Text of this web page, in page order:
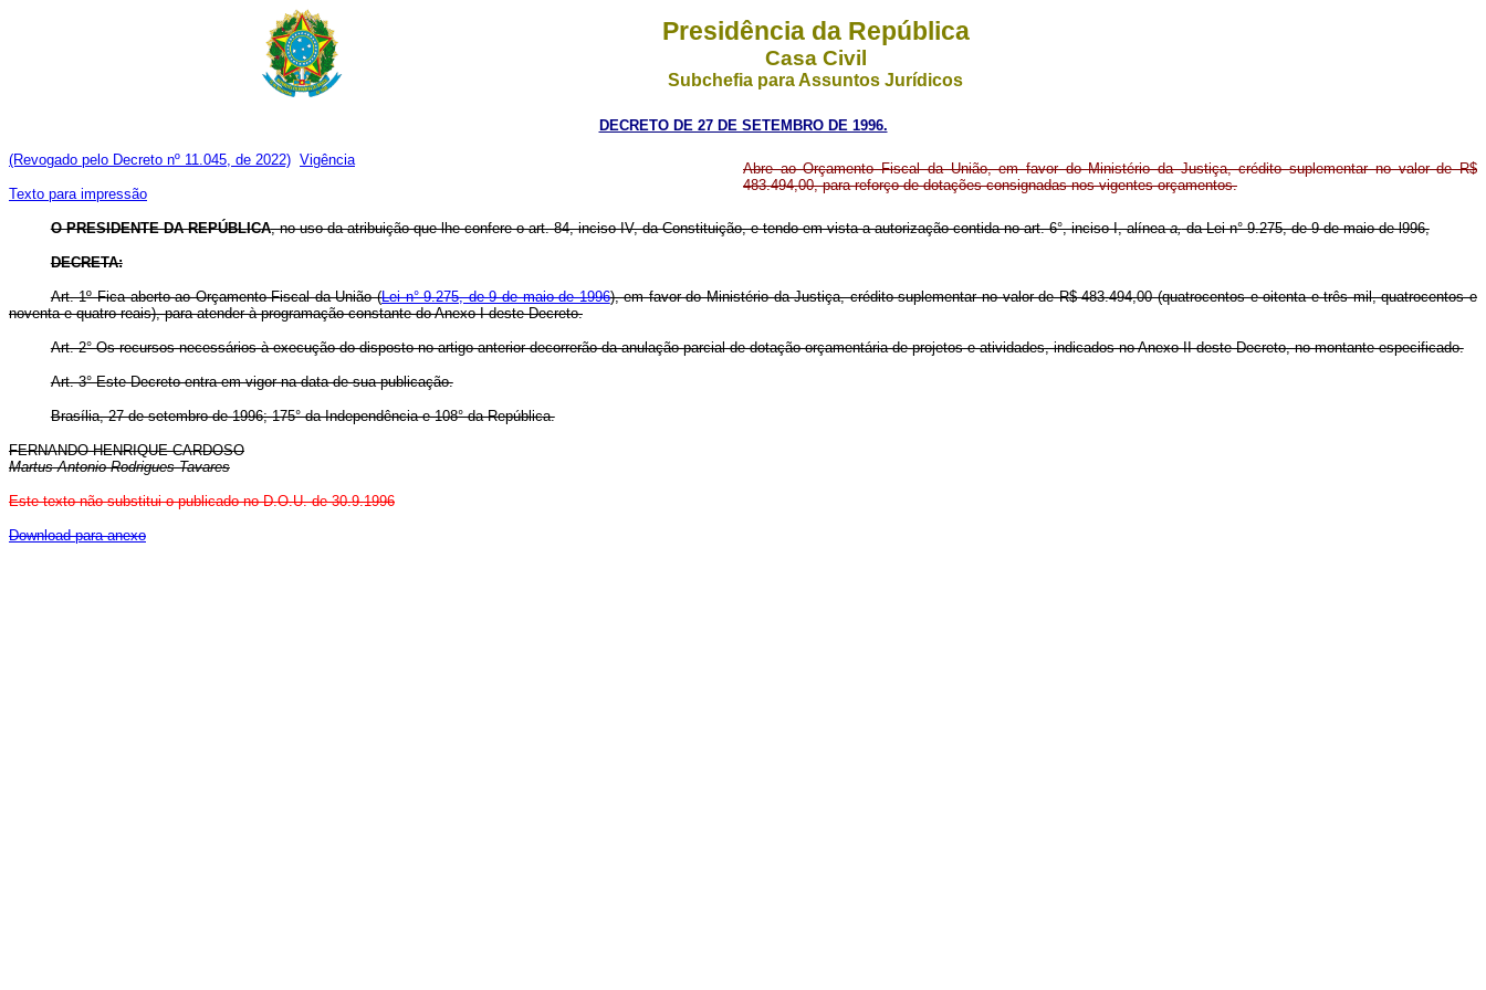
Presidência da República
Casa Civil
Subchefia para Assuntos Jurídicos
DECRETO DE 27 DE SETEMBRO DE 1996.
(Revogado pelo Decreto nº 11.045, de 2022) Vigência
Texto para impressão
Abre ao Orçamento Fiscal da União, em favor do Ministério da Justiça, crédito suplementar no valor de R$
483.494,00, para reforço de dotações consignadas nos vigentes orçamentos.
O PRESIDENTE DA REPÚBLICA, no uso da atribuição que lhe confere o art. 84, inciso IV, da Constituição, e tendo em vista a autorização contida no art. 6°, inciso I, alíneaa,da Lei n° 9.275, de 9 de maio de l996,
DECRETA:
Art. 1º Fica aberto ao Orçamento Fiscal da União (Lei n° 9.275, de 9 de maio de 1996), em favor do Ministério da Justiça, crédito suplementar no valor de R$ 483.494,00 (quatrocentos e oitenta e três mil, quatrocentos e
noventa e quatro reais), para atender à programação constante do Anexo I deste Decreto.
Art. 2° Os recursos necessários à execução do disposto no artigo anterior decorrerão da anulação parcial de dotação orçamentária de projetos e atividades, indicados no Anexo II deste Decreto, no montante especificado.
Art. 3° Este Decreto entra em vigor na data de sua publicação.
Brasília, 27 de setembro de 1996; 175° da Independência e 108° da República.
FERNANDO HENRIQUE CARDOSO
Martus Antonio Rodrigues Tavares
Este texto não substitui o publicado no D.O.U. de 30.9.1996
Download para anexo